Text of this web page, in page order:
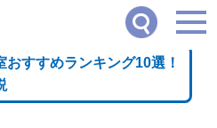
理系 初心者向けパソコン教室おすすめラン
すすめランキング10選！